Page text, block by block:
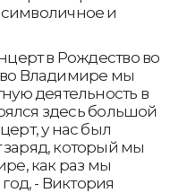
символичное и
в Рождество во
Владимире мы
деятельность в
здесь большой
у нас был
заряд, который мы
как раз мы
- Виктория